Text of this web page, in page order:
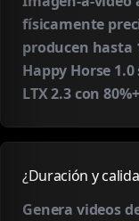
físicamente
producen hasta
Happy Horse
LTX 2.3 con
¿Duración y
Genera videos